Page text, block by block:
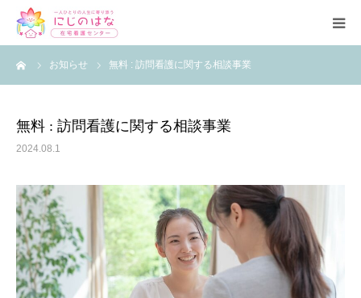
お知らせ 無料 : 訪問看護に関する相談事業
無料 : 訪問看護に関する相談事業
2024.08.1
トップ
サービス
ブログ